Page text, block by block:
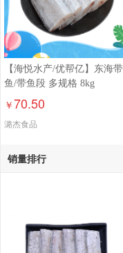
【海悦水产/优帮亿】东海带
鱼/带鱼段 多规格 8kg
￥70.50
潞杰食品
销量排行